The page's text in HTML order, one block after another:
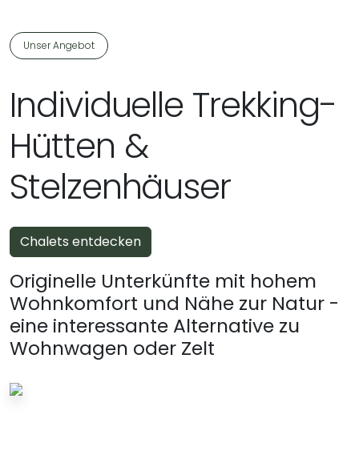
Unser Angebot
Individuelle Trekking-
Hütten &
Stelzenhäuser
Chalets entdecken
Originelle Unterkünfte mit hohem
Wohnkomfort und Nähe zur Natur -
eine interessante Alternative zu
Wohnwagen oder Zelt